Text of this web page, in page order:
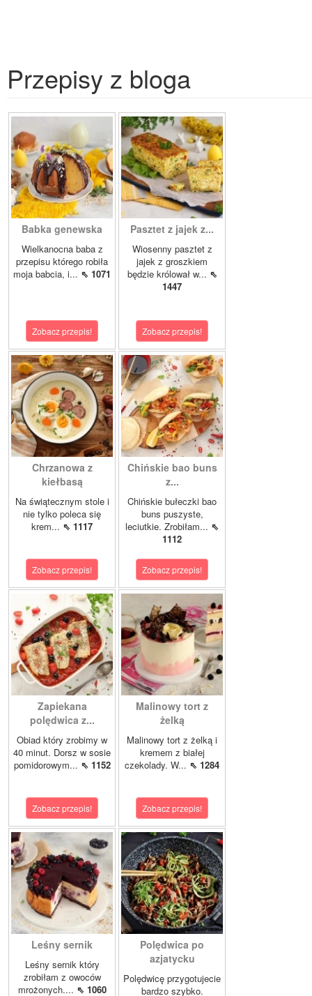
Przepisy z bloga
Babka genewska
Wielkanocna baba z
przepisu którego robiła
moja babcia, i... ⇖ 1071
Zobacz przepis!
Pasztet z jajek z...
Wiosenny pasztet z
jajek z groszkiem
będzie królował w... ⇖
1447
Zobacz przepis!
Chrzanowa z
kiełbasą
Na świątecznym stole i
nie tylko poleca się
krem... ⇖ 1117
Zobacz przepis!
Chińskie bao buns
z...
Chińskie bułeczki bao
buns puszyste,
leciutkie. Zrobiłam... ⇖
1112
Zobacz przepis!
Zapiekana
polędwica z...
Obiad który zrobimy w
40 minut. Dorsz w sosie
pomidorowym... ⇖ 1152
Zobacz przepis!
Malinowy tort z
żelką
Malinowy tort z żelką i
kremem z białej
czekolady. W... ⇖ 1284
Zobacz przepis!
Leśny sernik
Leśny sernik który
zrobiłam z owoców
mrożonych.... ⇖ 1060
Polędwica po
azjatycku
Polędwicę przygotujecie
bardzo szybko.